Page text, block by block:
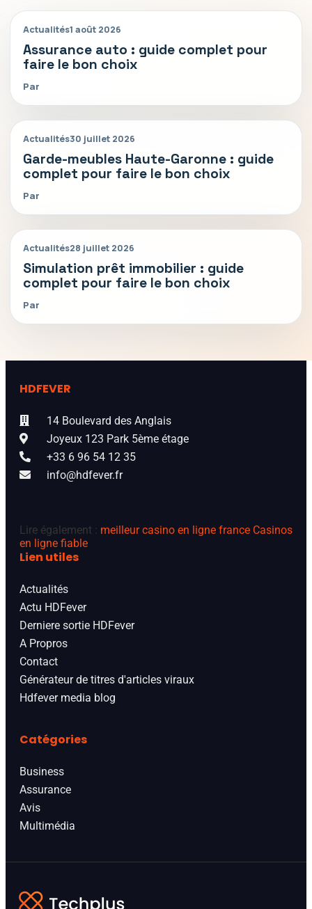
Actualités1 août 2026
Assurance auto : guide complet pour
faire le bon choix
Par
Actualités30 juillet 2026
Garde-meubles Haute-Garonne : guide
complet pour faire le bon choix
Par
Actualités28 juillet 2026
Simulation prêt immobilier : guide
complet pour faire le bon choix
Par
HDFEVER
14 Boulevard des Anglais
Joyeux 123 Park 5ème étage
+33 6 96 54 12 35
info@hdfever.fr
Lire également : meilleur casino en ligne france Casinos
en ligne fiable
Lien utiles
Actualités
Actu HDFever
Derniere sortie HDFever
A Propros
Contact
Générateur de titres d'articles viraux
Hdfever media blog
Catégories
Business
Assurance
Avis
Multimédia